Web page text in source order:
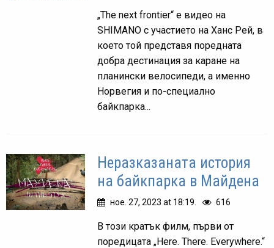
„The next frontier“ е видео на
SHIMANO с участието на Ханс Рей, в
което той представя поредната
добра дестинация за каране на
планински велосипеди, а именно
Норвегия и по-специално
байкпарка...
Неразказаната история
на байкпарка в Майдена
ное. 27, 2023 at 18:19. 616
В този кратък филм, първи от
поредицата „Here. There. Everywhere.“